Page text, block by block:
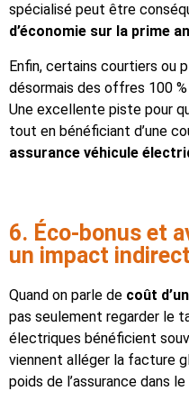
spécialisé peut être
d’économie sur la prime
Enfin, certains courtiers ou
désormais des offres 100
Une excellente piste pour
tout en bénéficiant d’une
assurance véhicule
6. Éco-bonus et
un impact
Quand on parle de coût
pas seulement regarder le
électriques bénéficient
viennent alléger la facture
poids de l’assurance dans